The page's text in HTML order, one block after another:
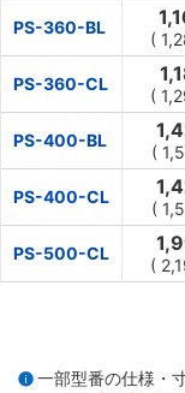
・PS-500はNTボッ
サイズに積み重ね可能
・建築現場で使用する
PS-360-BL
(
PS-360-CL
(
PS-400-BL
(
PS-400-CL
(
PS-500-CL
(
一部型番の仕様・